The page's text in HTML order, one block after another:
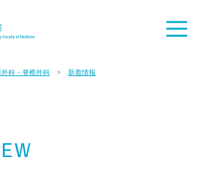
科・脊椎外科 新着情報